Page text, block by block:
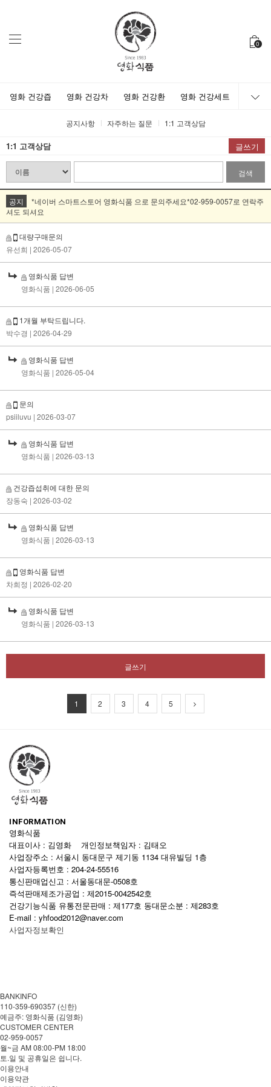
0
영화 건강즙 영화 건강차 영화 건강환 영화 건강세트
공지사항 자주하는 질문 1:1 고객상담
1:1 고객상담 글쓰기
검색
공지
*네이버 스마트스토어 영화식품 으로 문의주세요*02-959-0057로 연락주
셔도 되셔요
대량구매문의
유선희 | 2026-05-07
영화식품 답변
영화식품 | 2026-06-05
1개월 부탁드립니다.
박수경 | 2026-04-29
영화식품 답변
영화식품 | 2026-05-04
문의
psiiluvu | 2026-03-07
영화식품 답변
영화식품 | 2026-03-13
건강즙섭취에 대한 문의
장동숙 | 2026-03-02
영화식품 답변
영화식품 | 2026-03-13
영화식품 답변
차희정 | 2026-02-20
영화식품 답변
영화식품 | 2026-03-13
글쓰기
1 2 3 4 5
INFORMATION
영화식품
대표이사 : 김영화 개인정보책임자 : 김태오
사업장주소 : 서울시 동대문구 제기동 1134 대유빌딩 1층
사업자등록번호 : 204-24-55516
통신판매업신고 : 서울동대문-0508호
즉석판매제조가공업 : 제2015-0042542호
건강기능식품 유통전문판매 : 제177호 동대문소분 : 제283호
E-mail : yhfood2012@naver.com
사업자정보확인
BANKINFO
110-359-690357 (신한)
예금주: 영화식품 (김영화)
CUSTOMER CENTER
02-959-0057
월~금 AM 08:00-PM 18:00
토.일 및 공휴일은 쉽니다.
이용안내
이용약관